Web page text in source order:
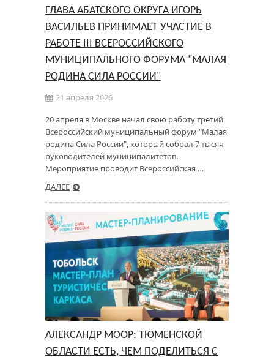
ГЛАВА АБАТСКОГО ОКРУГА ИГОРЬ
ВАСИЛЬЕВ ПРИНИМАЕТ УЧАСТИЕ В
РАБОТЕ III ВСЕРОССИЙСКОГО
МУНИЦИПАЛЬНОГО ФОРУМА "МАЛАЯ
РОДИНА СИЛА РОССИИ"
21 апреля 2026
20 апреля в Москве начал свою работу третий
Всероссийский муниципальный форум "Малая
родина Сила России", который собрал 7 тысяч
руководителей муниципалитетов.
Мероприятие проводит Всероссийская …
ДАЛЕЕ
АЛЕКСАНДР МООР: ТЮМЕНСКОЙ
ОБЛАСТИ ЕСТЬ, ЧЕМ ПОДЕЛИТЬСЯ С